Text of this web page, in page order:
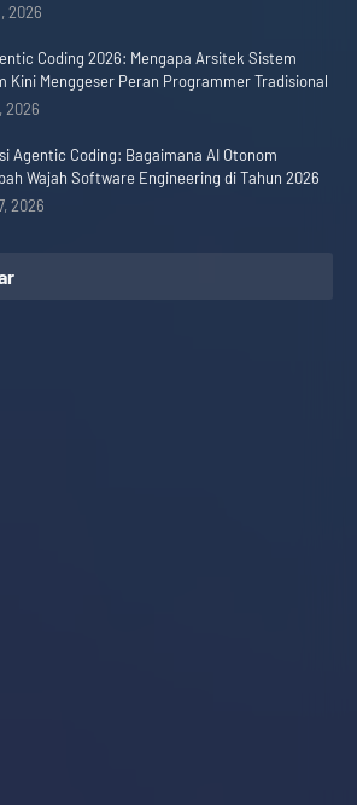
2026
Coding 2026: Mengapa Arsitek Sistem
Kini Menggeser Peran Programmer Tradisional
2026
Agentic Coding: Bagaimana AI Otonom
Wajah Software Engineering di Tahun 2026
2026